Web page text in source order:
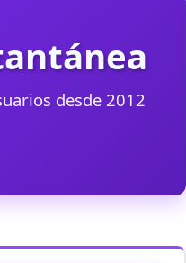
desde 2012